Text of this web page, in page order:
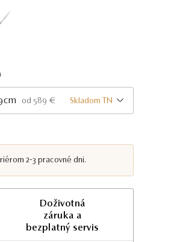
od 589 € Skladom TN
2-3 pracovné dni.
Doživotná
záruka a
bezplatný servis